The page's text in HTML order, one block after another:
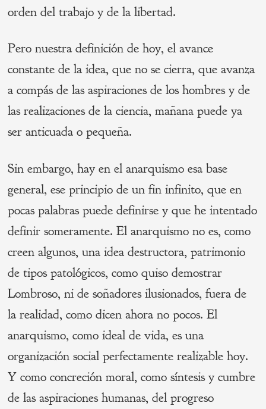
orden del trabajo y de la libertad.
Pero nuestra definición de hoy, el avance
constante de la idea, que no se cierra, que avanza
a compás de las aspiraciones de los hombres y de
las realizaciones de la ciencia, mañana puede ya
ser anticuada o pequeña.
Sin embargo, hay en el anarquismo esa base
general, ese principio de un fin infinito, que en
pocas palabras puede definirse y que he intentado
definir someramente. El anarquismo no es, como
creen algunos, una idea destructora, patrimonio
de tipos patológicos, como quiso demostrar
Lombroso, ni de soñadores ilusionados, fuera de
la realidad, como dicen ahora no pocos. El
anarquismo, como ideal de vida, es una
organización social perfectamente realizable hoy.
Y como concreción moral, como síntesis y cumbre
de las aspiraciones humanas, del progreso